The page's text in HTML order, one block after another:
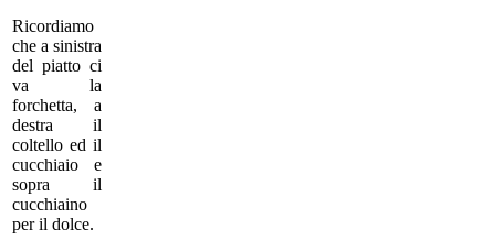
Ricordiamo
che a sinistra
del piatto ci
va la
forchetta, a
destra il
coltello ed il
cucchiaio e
sopra il
cucchiaino
per il dolce.